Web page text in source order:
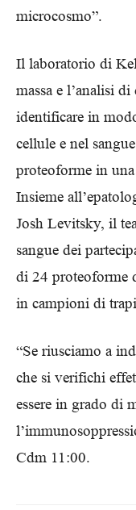
microcosmo”.
Il laboratorio di
massa e l’analisi
identificare in
cellule e nel
proteoforme in
Insieme
Josh Levitsky, il
sangue dei
di 24 proteoforme
in campioni di
“Se riusciamo a
che si verifichi
essere in grado di
Cdm 11:00.